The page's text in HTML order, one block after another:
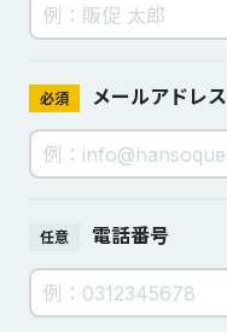
必須 メールアドレス
任意 電話番号